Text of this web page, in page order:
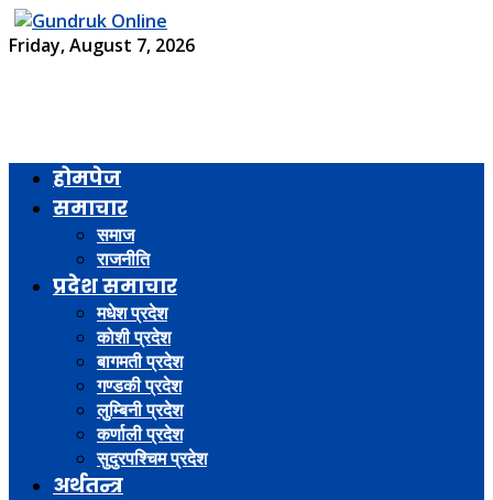
Friday, August 7, 2026
होमपेज
समाचार
समाज
राजनीति
प्रदेश समाचार
मधेश प्रदेश
कोशी प्रदेश
बागमती प्रदेश
गण्डकी प्रदेश
लुम्बिनी प्रदेश
कर्णाली प्रदेश
सुदुरपश्चिम प्रदेश
अर्थतन्त्र